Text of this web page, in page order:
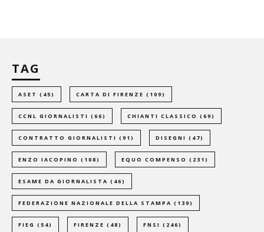
TAG
ASET (45) CARTA DI FIRENZE (109)
CCNL GIORNALISTI (66) CHIANTI CLASSICO (69)
CONTRATTO GIORNALISTI (91) DISEGNI (47)
ENZO IACOPINO (108) EQUO COMPENSO (231)
ESAME DA GIORNALISTA (46)
FEDERAZIONE NAZIONALE DELLA STAMPA (139)
FIEG (54) FIRENZE (48) FNSI (246)